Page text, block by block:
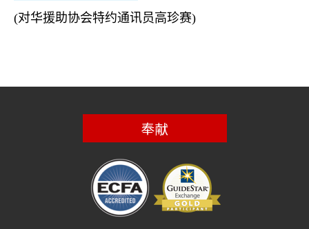
(对华援助协会特约通讯员高珍赛)
奉献